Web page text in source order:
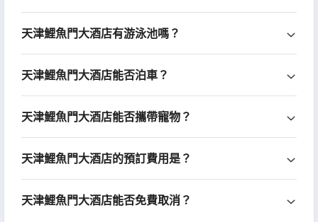
天津鯉魚門大酒店有游泳池嗎？
天津鯉魚門大酒店能否泊車？
天津鯉魚門大酒店能否攜帶寵物？
天津鯉魚門大酒店的預訂費用是？
天津鯉魚門大酒店能否免費取消？